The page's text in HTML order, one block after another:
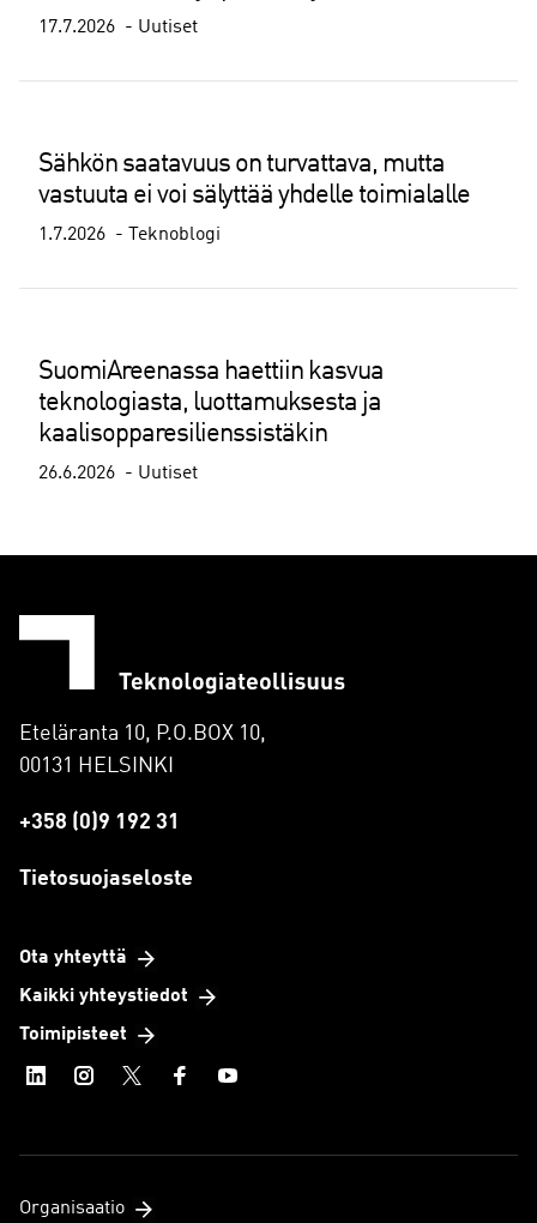
17.7.2026 Uutiset
Sähkön saatavuus on turvattava, mutta
vastuuta ei voi sälyttää yhdelle toimialalle
1.7.2026 Teknoblogi
SuomiAreenassa haettiin kasvua
teknologiasta, luottamuksesta ja
kaalisopparesilienssistäkin
26.6.2026 Uutiset
Eteläranta 10, P.O.BOX 10,
00131 HELSINKI
+358 (0)9 192 31
Tietosuojaseloste
Ota yhteyttä
Kaikki yhteystiedot
Toimipisteet
Organisaatio